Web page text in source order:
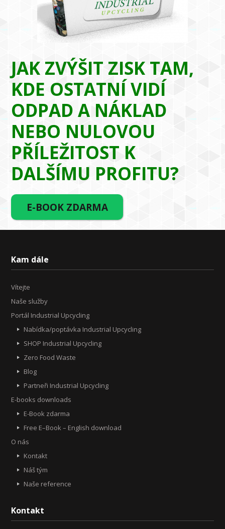
JAK ZVÝŠIT ZISK TAM,
KDE OSTATNÍ VIDÍ
ODPAD A NÁKLAD
NEBO NULOVOU
PŘÍLEŽITOST K
DALŠÍMU PROFITU?
E-BOOK ZDARMA
Kam dále
Vítejte
Naše služby
Portál Industrial Upcycling
Nabídka/poptávka Industrial Upcycling
SHOP Industrial Upcycling
Zero Food Waste
Blog
Partneři Industrial Upcycling
E-books downloads
E-Book zdarma
Free E–Book – English download
O nás
Kontakt
Náš tým
Naše reference
Kontakt